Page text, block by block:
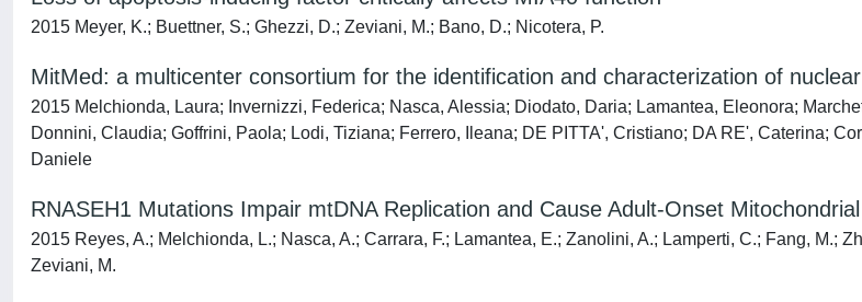
2015 Meyer, K.; Buettner, S.; Ghezzi, D.; Zeviani, M.; Bano, D.; Nicotera, P.
MitMed: a multicenter consortium for the identification and characterization of
2015 Melchionda, Laura; Invernizzi, Federica; Nasca, Alessia; Diodato, Daria; Lamantea, Eleonora;
Donnini, Claudia; Goffrini, Paola; Lodi, Tiziana; Ferrero, Ileana; DE PITTA', Cristiano; DA RE', Caterina;
Daniele
RNASEH1 Mutations Impair mtDNA Replication and Cause Adult-Onset
2015 Reyes, A.; Melchionda, L.; Nasca, A.; Carrara, F.; Lamantea, E.; Zanolini, A.; Lamperti, C.; Fang, M.;
Zeviani, M.